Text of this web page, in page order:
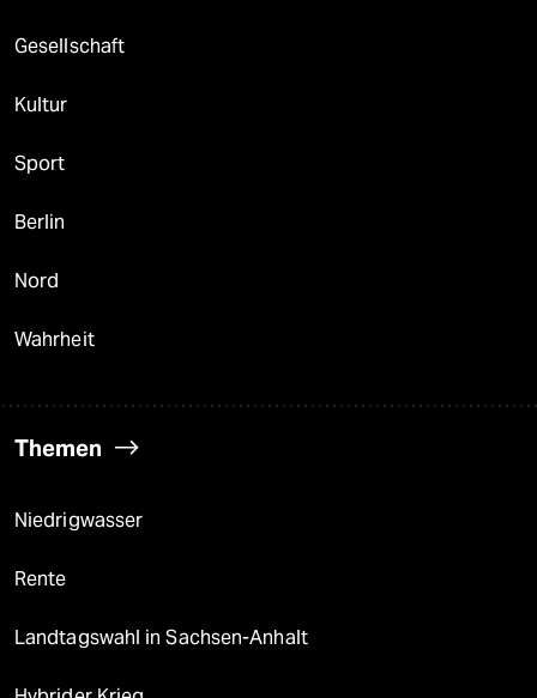
Gesellschaft
Kultur
Sport
Berlin
Nord
Wahrheit
Themen
Niedrigwasser
Rente
Landtagswahl in Sachsen-Anhalt